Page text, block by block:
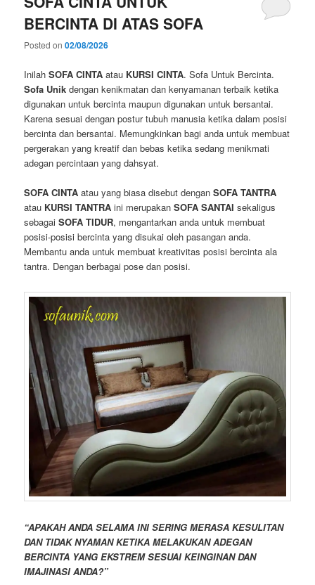
BERCINTA DI ATAS SOFA
Posted on02/08/2026
InilahSOFA CINTA atau KURSI CINTA. Sofa Untuk Bercinta.
Sofa Unik dengan kenikmatan dan kenyamanan terbaik ketika
digunakan untuk bercinta maupun digunakan untuk bersantai.
Karena sesuai dengan postur tubuh manusia ketika dalam posisi
bercinta dan bersantai. Memungkinkan bagi anda untuk membuat
pergerakan yang kreatif dan bebas ketika sedang menikmati
adegan percintaan yang dahsyat.
SOFA CINTA atau yang biasa disebut denganSOFA TANTRA
atau KURSI TANTRA ini merupakanSOFA SANTAI sekaligus
sebagaiSOFA TIDUR, mengantarkan anda untuk membuat
posisi-posisi bercinta yang disukai oleh pasangan anda.
Membantu anda untuk membuat kreativitas posisi bercinta ala
tantra. Dengan berbagai pose dan posisi.
“APAKAH ANDA SELAMA INI SERING MERASA KESULITAN
DAN TIDAK NYAMAN KETIKA MELAKUKAN ADEGAN
BERCINTA YANG EKSTREM SESUAI KEINGINAN DAN
IMAJINASI ANDA?”